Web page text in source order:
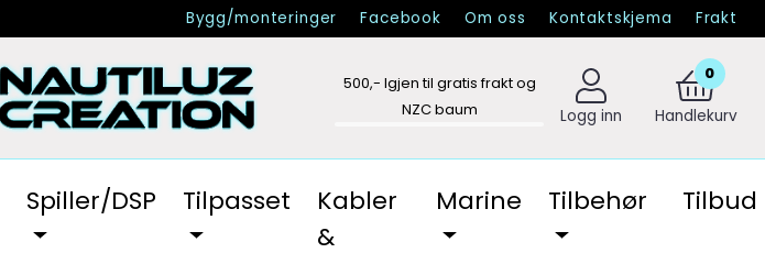
Bygg/monteringer Facebook Om oss Kontaktskjema Frakt
500,- Igjen til gratis frakt og
NZC baum
Logg inn
0
Handlekurv
Spiller/DSP Tilpasset
Kabler
&
Marine Tilbehør Tilbud